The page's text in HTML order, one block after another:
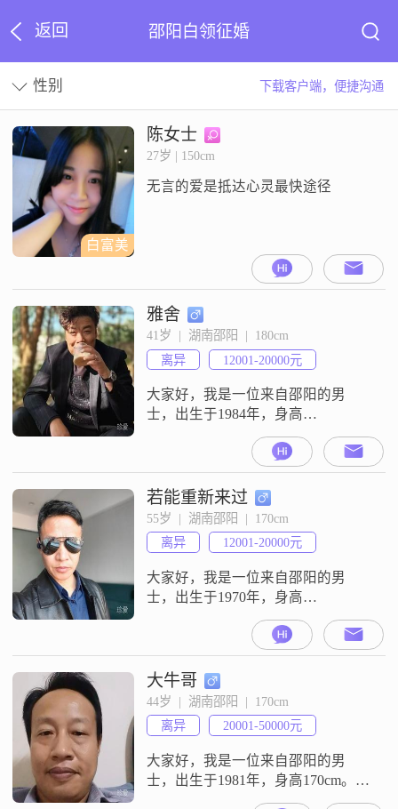
返回 邵阳白领征婚
性别 下载客户端，便捷沟通
白富美
陈女士
27岁 | 150cm
无言的爱是抵达心灵最快途径
雅舍
41岁  |  湖南邵阳  |  180cm
离异
12001-20000元
大家好，我是一位来自邵阳的男
士，出生于1984年，身高
180cm##3002##我在工作中一直保持
着稳定的态度和高度的责任心，目
前月收入在12001到20000元之间
##3002##虽然我的学历是大专，但
我相信通过不断学习和努力，我能
够在事业上取得更大的成功
##3002##性格方面，我自认为是一
个稳重可靠的人##300
若能重新来过
55岁  |  湖南邵阳  |  170cm
离异
12001-20000元
大家好，我是一位来自邵阳的男
士，出生于1970年，身高
170cm##3002##我在邵阳有一份稳定
的工作，月收入在12001到20000元
之间##3002##虽然我的学历是高中
及以下，但我一直通过自己的努力
在工作上取得了一定的成绩
##3002##我是一个责任感很强的
人，无论是对工作还是对家庭，我
都会尽心尽力去承担和照顾
大牛哥
44岁  |  湖南邵阳  |  170cm
离异
20001-50000元
大家好，我是一位来自邵阳的男
士，出生于1981年，身高170cm。我
在工作中努力进取，目前月收入在